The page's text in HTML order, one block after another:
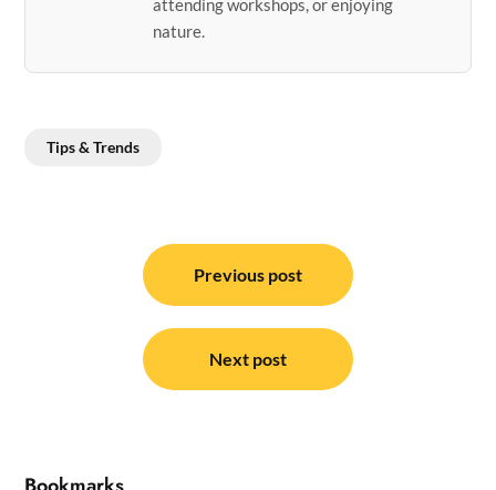
attending workshops, or enjoying
nature.
Tips & Trends
navigation
Previous post
Next post